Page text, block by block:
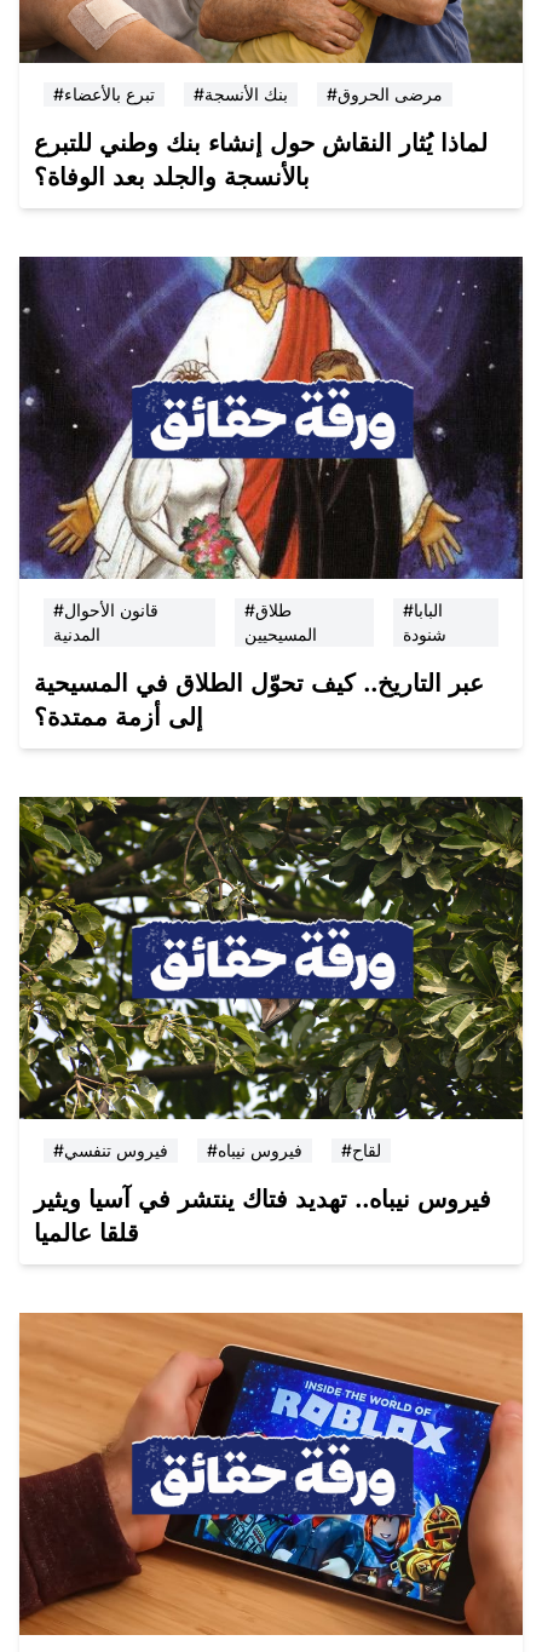
#تبرع بالأعضاء #بنك الأنسجة #مرضى الحروق
لماذا يُثار النقاش حول إنشاء بنك وطني للتبرع
بالأنسجة والجلد بعد الوفاة؟
#قانون الأحوال
المدنية
#طلاق
المسيحيين
#البابا
شنودة
عبر التاريخ.. كيف تحوّل الطلاق في المسيحية
إلى أزمة ممتدة؟
#فيروس تنفسي #فيروس نيباه #لقاح
فيروس نيباه.. تهديد فتاك ينتشر في آسيا ويثير
قلقا عالميا